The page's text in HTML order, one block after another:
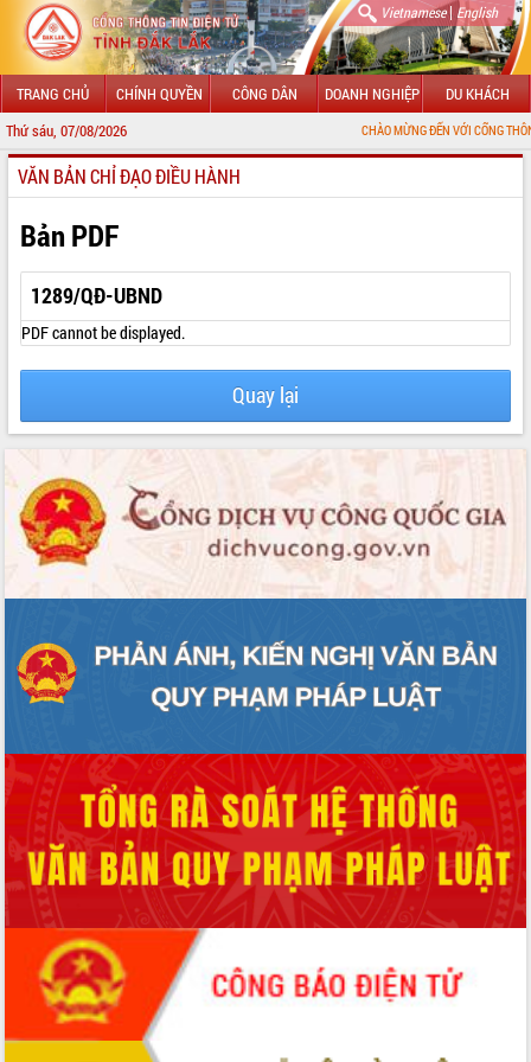
Vietnamese| English
TRANG CHỦ CHÍNH QUYỀN CÔNG DÂN DOANH NGHIỆP DU KHÁCH
Thứ sáu, 07/08/2026 CHÀO MỪNG ĐẾN VỚI CỔNG THÔNG TIN
GIỚI THIỆU
LÃNH ĐẠO UBND TỈNH
TIN TỨC SỰ KIỆN
SỞ, BAN, NGÀNH
UBND CÁC XÃ, PHƯỜNG
THÔNG TIN CHỈ ĐẠO ĐIỀU HÀNH
VĂN BẢN HĐND TỈNH
ĐIỂM TIN VĂN BẢN
VĂN BẢN CHỈ ĐẠO ĐIỀU HÀNH
Bản PDF
1289/QĐ-UBND
PDF cannot be displayed.
Quay lại